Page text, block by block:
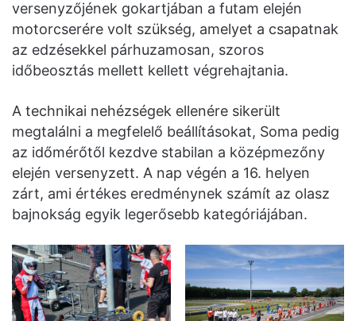
versenyzőjének gokartjában a futam elején
motorcserére volt szükség, amelyet a csapatnak
az edzésekkel párhuzamosan, szoros
időbeosztás mellett kellett végrehajtania.
A technikai nehézségek ellenére sikerült
megtalálni a megfelelő beállításokat, Soma pedig
az időmérőtől kezdve stabilan a középmezőny
elején versenyzett. A nap végén a 16. helyen
zárt, ami értékes eredménynek számít az olasz
bajnokság egyik legerősebb kategóriájában.